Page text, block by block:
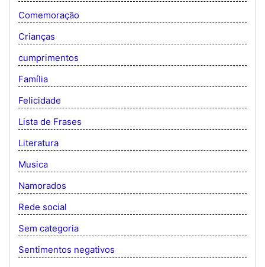
Comemoração
Crianças
cumprimentos
Família
Felicidade
Lista de Frases
Literatura
Musica
Namorados
Rede social
Sem categoria
Sentimentos negativos